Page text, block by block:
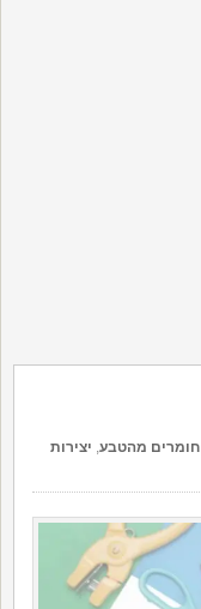
חומרים מהטבע, יצירות